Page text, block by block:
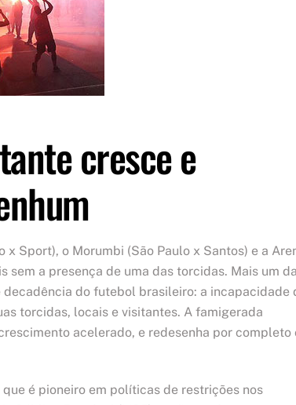
cresce e
Sport), o Morumbi (São Paulo x Santos) e a
sem a presença de uma das torcidas. Mais um
do futebol brasileiro: a incapacidade
torcidas, locais e visitantes. A famigerada
acelerado, e redesenha por completo
é pioneiro em políticas de restrições nos